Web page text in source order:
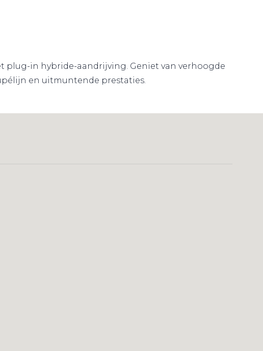
plug-in hybride-aandrijving. Geniet van verhoogde
en uitmuntende prestaties.